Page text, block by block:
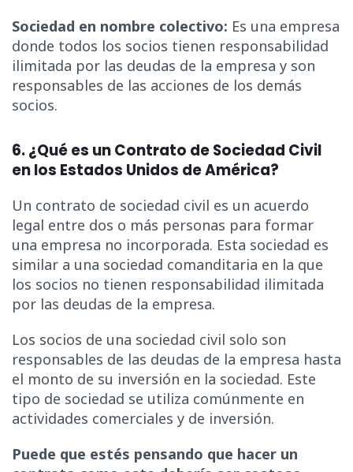
Sociedad en nombre colectivo: Es una empresa
donde todos los socios tienen responsabilidad
ilimitada por las deudas de la empresa y son
responsables de las acciones de los demás
socios.
6. ¿Qué es un Contrato de Sociedad Civil
en los Estados Unidos de América?
Un contrato de sociedad civil es un acuerdo
legal entre dos o más personas para formar
una empresa no incorporada. Esta sociedad es
similar a una sociedad comanditaria en la que
los socios no tienen responsabilidad ilimitada
por las deudas de la empresa.
Los socios de una sociedad civil solo son
responsables de las deudas de la empresa hasta
el monto de su inversión en la sociedad. Este
tipo de sociedad se utiliza comúnmente en
actividades comerciales y de inversión.
Puede que estés pensando que hacer un